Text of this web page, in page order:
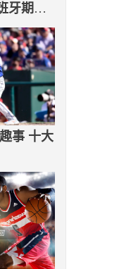
牙期望
線
事 十大